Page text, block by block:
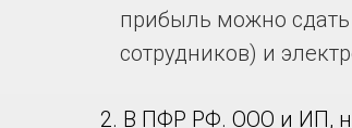
прибыль можно
сотрудников) и
2. В ПФР РФ. ООО и ИП,